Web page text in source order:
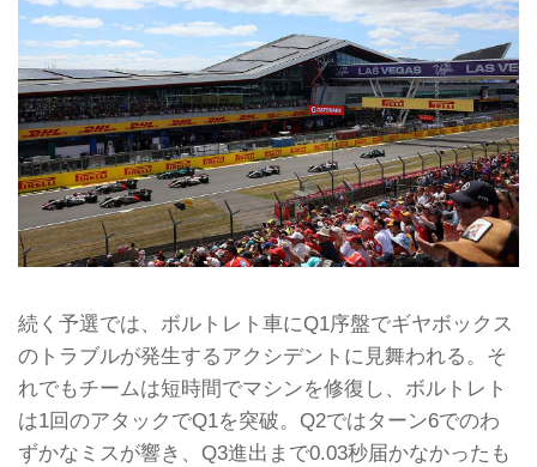
続く予選では、ボルトレト車にQ1序盤でギヤボックス
のトラブルが発生するアクシデントに見舞われる。そ
れでもチームは短時間でマシンを修復し、ボルトレト
は1回のアタックでQ1を突破。Q2ではターン6でのわ
ずかなミスが響き、Q3進出まで0.03秒届かなかったも